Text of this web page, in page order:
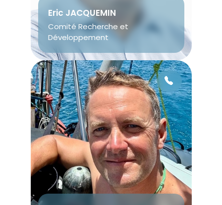
Eric JACQUEMIN
Comité Recherche et
Développement